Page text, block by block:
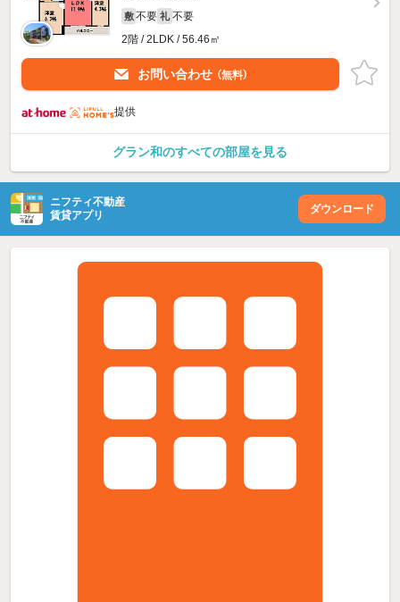
敷 不要 礼 不要
2階 / 2LDK / 56.46㎡
お問い合わせ （無料）
提供
グラン和のすべての部屋を見る
ニフティ不動産
賃貸アプリ
ダウンロード